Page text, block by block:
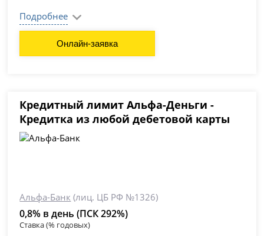
Подробнее
Онлайн-заявка
Кредитный лимит Альфа-Деньги -
Кредитка из любой дебетовой карты
Альфа-Банк (лиц. ЦБ РФ №1326)
0,8% в день (ПСК 292%)
Ставка (% годовых)